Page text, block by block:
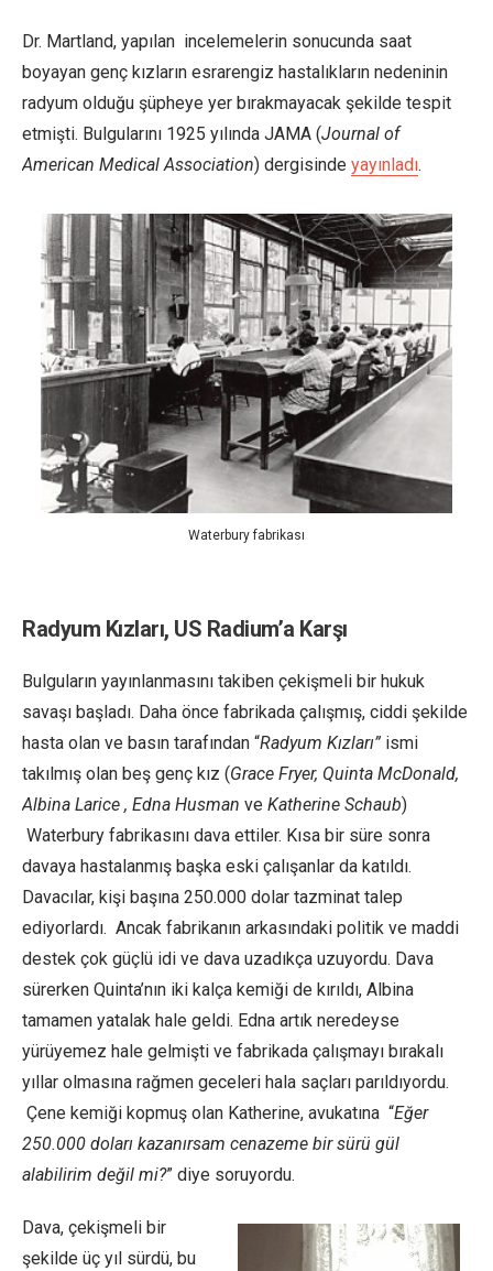
Dr. Martland, yapılan incelemelerin sonucunda saat
boyayan genç kızların esrarengiz hastalıkların nedeninin
radyum olduğu şüpheye yer bırakmayacak şekilde tespit
etmişti. Bulgularını 1925 yılında JAMA (Journal of
American Medical Association) dergisinde yayınladı.
Waterbury fabrikası
Radyum Kızları, US Radium’a Karşı
Bulguların yayınlanmasını takiben çekişmeli bir hukuk
savaşı başladı. Daha önce fabrikada çalışmış, ciddi şekilde
hasta olan ve basın tarafından “Radyum Kızları” ismi
takılmış olan beş genç kız (Grace Fryer, Quinta McDonald,
Albina Larice , Edna Husman ve Katherine Schaub)
Waterbury fabrikasını dava ettiler. Kısa bir süre sonra
davaya hastalanmış başka eski çalışanlar da katıldı.
Davacılar, kişi başına 250.000 dolar tazminat talep
ediyorlardı. Ancak fabrikanın arkasındaki politik ve maddi
destek çok güçlü idi ve dava uzadıkça uzuyordu. Dava
sürerken Quinta’nın iki kalça kemiği de kırıldı, Albina
tamamen yatalak hale geldi. Edna artık neredeyse
yürüyemez hale gelmişti ve fabrikada çalışmayı bırakalı
yıllar olmasına rağmen geceleri hala saçları parıldıyordu.
Çene kemiği kopmuş olan Katherine, avukatına “Eğer
250.000 doları kazanırsam cenazeme bir sürü gül
alabilirim değil mi?” diye soruyordu.
Dava, çekişmeli bir
şekilde üç yıl sürdü, bu